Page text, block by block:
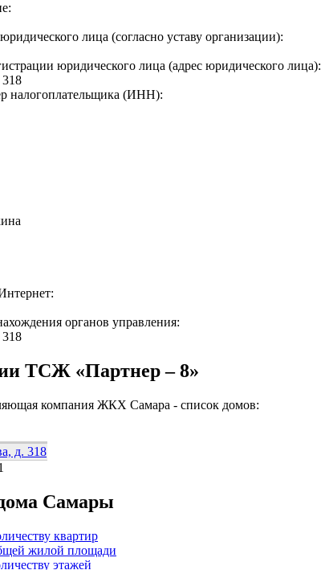
лица (согласно уставу организации):
юридического лица (адрес юридического лица):
налогоплательщика (ИНН):
органов управления:
ТСЖ «Партнер – 8»
компания ЖКХ Самара - список домов:
д. 318
Самары
квартир
жилой площади
этажей